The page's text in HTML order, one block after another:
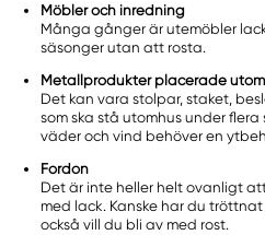
Möbler och inredning
Många gånger är utemöbler
säsonger utan att rosta.
Metallprodukter placerade
Det kan vara stolpar, staket,
som ska stå utomhus under
väder och vind behöver en
Fordon
Det är inte heller helt ovanligt
med lack. Kanske har du
också vill du bli av med rost.